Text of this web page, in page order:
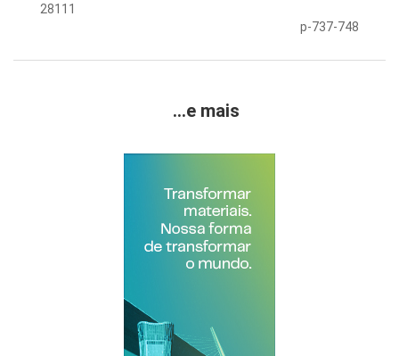
28111
p-737-748
...e mais